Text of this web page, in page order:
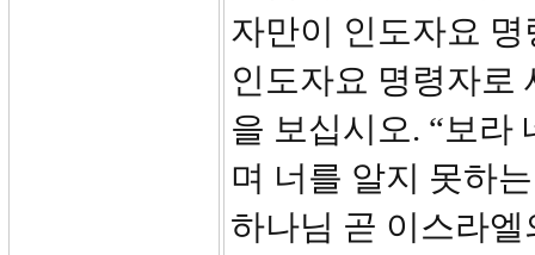
자만이 인도자요
인도자요 명령자로
을 보십시오. “보라
며 너를 알지 못하
하나님 곧 이스라